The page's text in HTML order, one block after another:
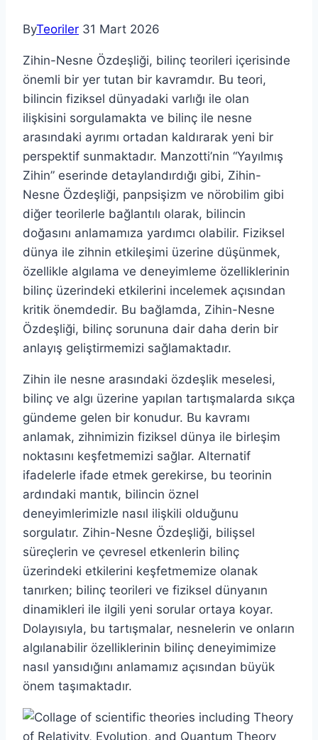
ByTeoriler 31 Mart 2026
Zihin-Nesne Özdeşliği, bilinç teorileri içerisinde
önemli bir yer tutan bir kavramdır. Bu teori,
bilincin fiziksel dünyadaki varlığı ile olan
ilişkisini sorgulamakta ve bilinç ile nesne
arasındaki ayrımı ortadan kaldırarak yeni bir
perspektif sunmaktadır. Manzotti’nin “Yayılmış
Zihin” eserinde detaylandırdığı gibi, Zihin-
Nesne Özdeşliği, panpsişizm ve nörobilim gibi
diğer teorilerle bağlantılı olarak, bilincin
doğasını anlamamıza yardımcı olabilir. Fiziksel
dünya ile zihnin etkileşimi üzerine düşünmek,
özellikle algılama ve deneyimleme özelliklerinin
bilinç üzerindeki etkilerini incelemek açısından
kritik önemdedir. Bu bağlamda, Zihin-Nesne
Özdeşliği, bilinç sorununa dair daha derin bir
anlayış geliştirmemizi sağlamaktadır.
Zihin ile nesne arasındaki özdeşlik meselesi,
bilinç ve algı üzerine yapılan tartışmalarda sıkça
gündeme gelen bir konudur. Bu kavramı
anlamak, zihnimizin fiziksel dünya ile birleşim
noktasını keşfetmemizi sağlar. Alternatif
ifadelerle ifade etmek gerekirse, bu teorinin
ardındaki mantık, bilincin öznel
deneyimlerimizle nasıl ilişkili olduğunu
sorgulatır. Zihin-Nesne Özdeşliği, bilişsel
süreçlerin ve çevresel etkenlerin bilinç
üzerindeki etkilerini keşfetmemize olanak
tanırken; bilinç teorileri ve fiziksel dünyanın
dinamikleri ile ilgili yeni sorular ortaya koyar.
Dolayısıyla, bu tartışmalar, nesnelerin ve onların
algılanabilir özelliklerinin bilinç deneyimimize
nasıl yansıdığını anlamamız açısından büyük
önem taşımaktadır.